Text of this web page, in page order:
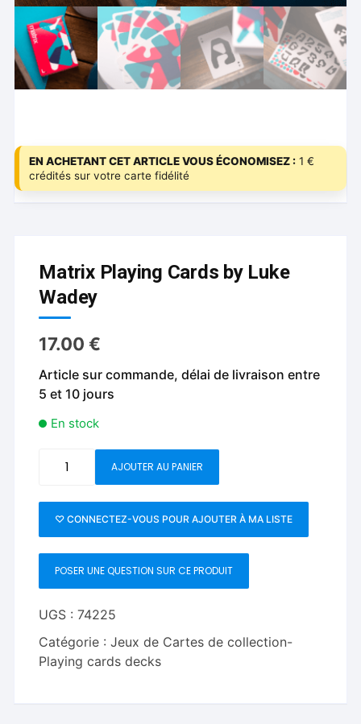
EN ACHETANT CET ARTICLE VOUS ÉCONOMISEZ : 1 €
crédités sur votre carte fidélité
Matrix Playing Cards by Luke
Wadey
17.00€
Article sur commande, délai de livraison entre
5 et 10 jours
En stock
Playing
Cards
by
Luke
Wadey
AJOUTER AU PANIER
♡ CONNECTEZ-VOUS POUR AJOUTER À MA LISTE
POSER UNE QUESTION SUR CE PRODUIT
UGS :74225
Catégorie :Jeux de Cartes de collection-
Playing cards decks